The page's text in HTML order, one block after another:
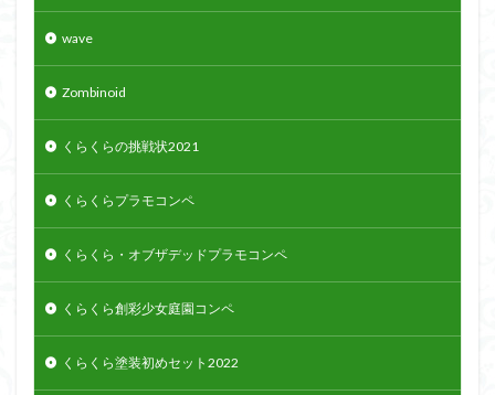
wave
Zombinoid
くらくらの挑戦状2021
くらくらプラモコンペ
くらくら・オブザデッドプラモコンペ
くらくら創彩少女庭園コンペ
くらくら塗装初めセット2022